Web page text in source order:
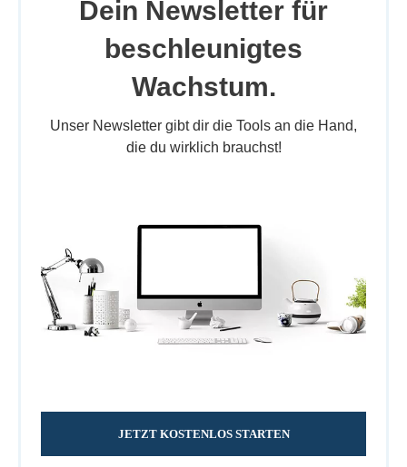
Dein Newsletter für
beschleunigtes
Wachstum.
Unser Newsletter gibt dir die Tools an die Hand,
die du wirklich brauchst!
JETZT KOSTENLOS STARTEN